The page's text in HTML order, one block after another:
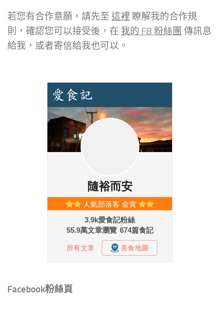
若您有合作意願，請先至 這裡 瞭解我的合作規
則，確認您可以接受後，在 我的 FB 粉絲團 傳訊息
給我，或者寄信給我也可以。
Facebook粉絲頁